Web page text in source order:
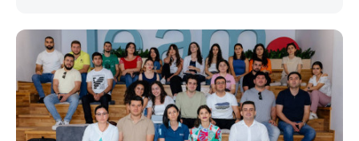
մասնակից թիմերին։ Ավելի քան 110 թիմերից 99-ը
հաղթահարել են նախնական փուլը, իսկ 34-ն
անցել են կիսաեզրափակիչ փուլ։ Ընտրությունն
իրականացվել է 48 մասնագետների կողմից,
որոնք յուրաքանչյուր հայտ ուսումնասիրել և
գնահատել են՝ ըստ EWC-ի միջազգային